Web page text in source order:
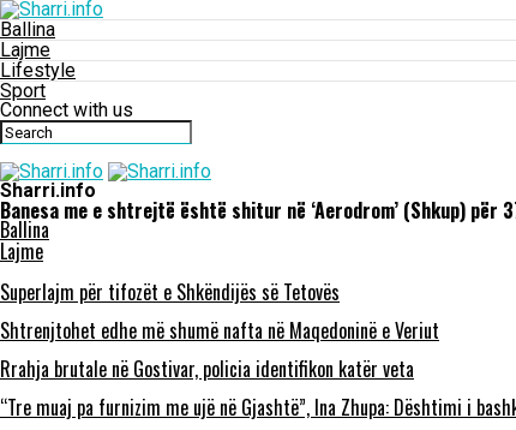
Ballina
Lajme
Lifestyle
Sport
Connect with us
Sharri.info
Banesa me e shtrejtë është shitur në ‘Aerodrom’ (Shkup)
Ballina
Lajme
Superlajm për tifozët e Shkëndijës së Tetovës
Shtrenjtohet edhe më shumë nafta në Maqedoninë e Veriut
Rrahja brutale në Gostivar, policia identifikon katër veta
“Tre muaj pa furnizim me ujë në Gjashtë”, Ina Zhupa: Dështimi i